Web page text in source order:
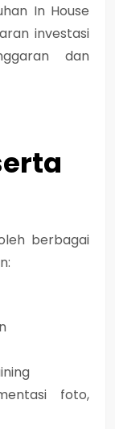
In House
investasi
dan
berbagai
foto,